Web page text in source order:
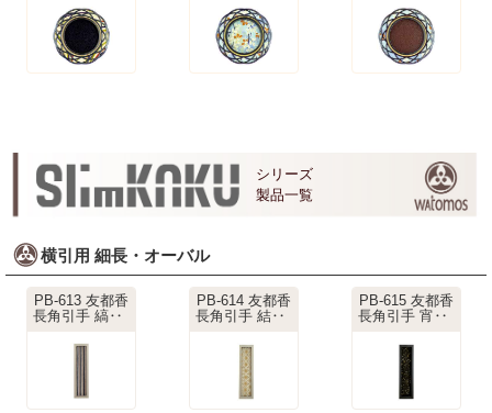
シリーズ
製品一覧
横引用 細長・オーバル
PB-613 友都香
長角引手 縞‥
PB-614 友都香
長角引手 結‥
PB-615 友都香
長角引手 宵‥